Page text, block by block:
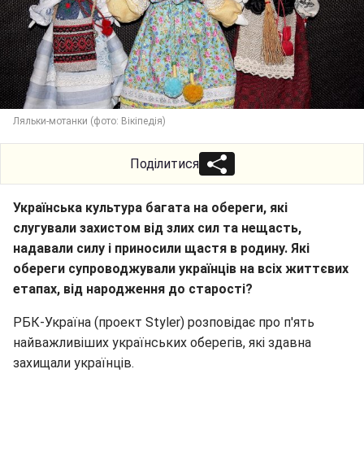
Ляльки-мотанки (фото: Вікіпедія)
Поділитися
Українська культура багата на обереги, які
слугували захистом від злих сил та нещасть,
надавали силу і приносили щастя в родину. Які
обереги супроводжували українців на всіх життєвих
етапах, від народження до старості?
РБК-Україна (проект Styler) розповідає про п'ять
найважливіших українських оберегів, які здавна
захищали українців.